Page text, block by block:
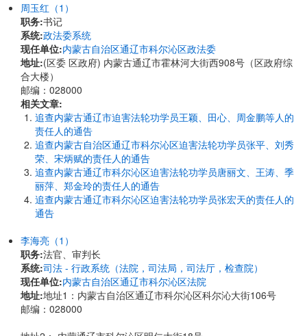
周玉红（1）
职务:书记
系统:政法委系统
现任单位:内蒙古自治区通辽市科尔沁区政法委
地址:(区委 区政府) 内蒙古通辽市霍林河大街西908号（区政府综
合大楼）
邮编：028000
相关文章:
追查内蒙古通辽市迫害法轮功学员王颖、田心、周金鹏等人的
责任人的通告
追查内蒙古自治区通辽市科尔沁区迫害法轮功学员张平、刘秀
荣、宋炳赋的责任人的通告
追查内蒙古通辽市科尔沁区迫害法轮功学员唐丽文、王涛、季
丽萍、郑金玲的责任人的通告
追查内蒙古通辽市科尔沁区迫害法轮功学员张宏天的责任人的
通告
李海亮（1）
职务:法官、审判长
系统:司法 - 行政系统（法院，司法局，司法厅，检查院）
现任单位:内蒙古自治区通辽市科尔沁区法院
地址:地址1：内蒙古自治区通辽市科尔沁区科尔沁大街106号
邮编：028000